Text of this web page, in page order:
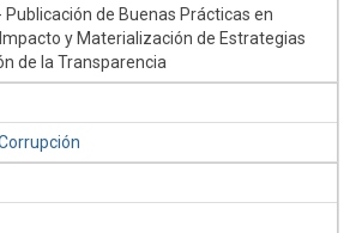
Publicación de Buenas Prácticas en
y Materialización de Estrategias
de la Transparencia